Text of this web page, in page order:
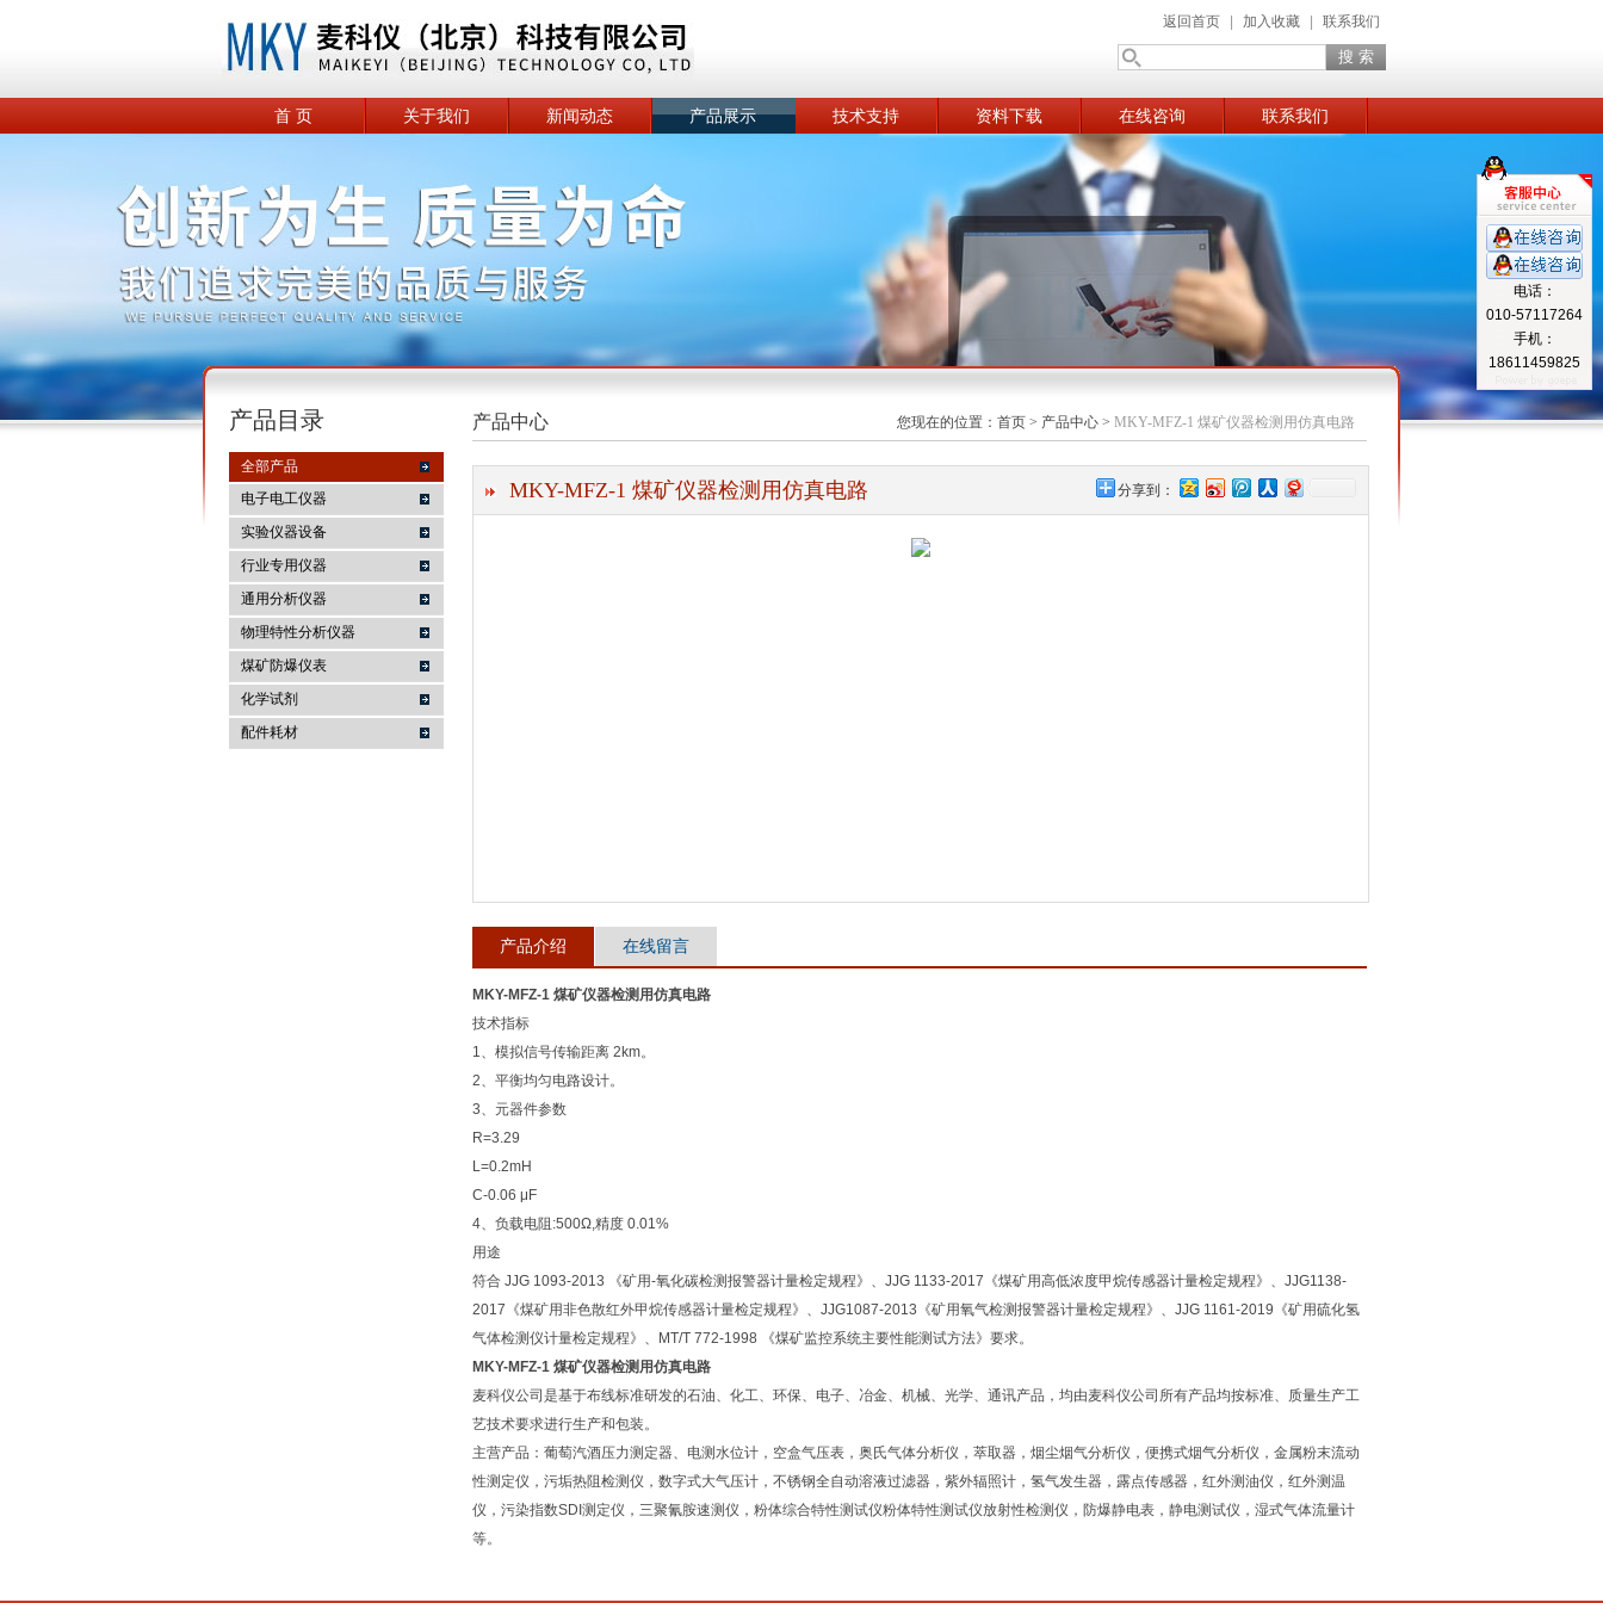
麦科仪（北京）科技有限公司
返回首页 加入收藏 联系我们
首 页 关于我们 新闻动态 产品展示 技术支持 资料下载 在线咨询 联系我们
产品目录
全部产品
电子电工仪器
实验仪器设备
行业专用仪器
通用分析仪器
物理特性分析仪器
煤矿防爆仪表
化学试剂
配件耗材
产品中心 您现在的位置： 首页 > 产品中心 > MKY-MFZ-1 煤矿仪器检测用仿真电路
MKY-MFZ-1 煤矿仪器检测用仿真电路 分享到：
产品介绍 在线留言
MKY-MFZ-1 煤矿仪器检测用仿真电路
技术指标
1、模拟信号传输距离 2km。
2、平衡均匀电路设计。
3、元器件参数
R=3.29
L=0.2mH
C-0.06 μF
4、负载电阻:500Ω,精度 0.01%
用途
符合 JJG 1093-2013 《矿用-氧化碳检测报警器计量检定规程》、JJG 1133-2017《煤矿用高低浓度甲烷传感器计量检定规程》、JJG1138-
2017《煤矿用非色散红外甲烷传感器计量检定规程》、JJG1087-2013《矿用氧气检测报警器计量检定规程》、JJG 1161-2019《矿用硫化氢
气体检测仪计量检定规程》、MT/T 772-1998 《煤矿监控系统主要性能测试方法》要求。
MKY-MFZ-1 煤矿仪器检测用仿真电路
麦科仪公司是基于布线标准研发的石油、化工、环保、电子、冶金、机械、光学、通讯产品，均由麦科仪公司所有产品均按标准、质量生产工
艺技术要求进行生产和包装。
主营产品：葡萄汽酒压力测定器、电测水位计，空盒气压表，奥氏气体分析仪，萃取器，烟尘烟气分析仪，便携式烟气分析仪，金属粉末流动
性测定仪，污垢热阻检测仪，数字式大气压计，不锈钢全自动溶液过滤器，紫外辐照计，氢气发生器，露点传感器，红外测油仪，红外测温
仪，污染指数SDI测定仪，三聚氰胺速测仪，粉体综合特性测试仪粉体特性测试仪放射性检测仪，防爆静电表，静电测试仪，湿式气体流量计
等。
电话：
010-57117264
手机：
18611459825